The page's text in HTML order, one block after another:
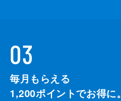
03
毎月もらえる
1,200ポイントでお得に。